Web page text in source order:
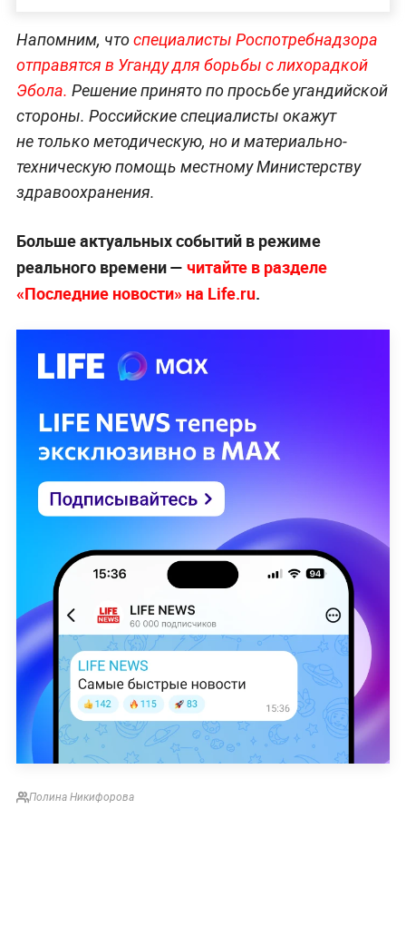
Напомним, чтоспециалисты Роспотребнадзора
отправятся в Уганду для борьбы с лихорадкой
Эбола. Решение принято по просьбе угандийской
стороны. Российские специалисты окажут
не только методическую, но и материально-
техническую помощь местному Министерству
здравоохранения.
Больше актуальных событий в режиме
реального времени — читайте в разделе
«Последние новости» на Life.ru.
Полина Никифорова